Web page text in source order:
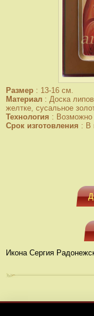
Размер : 13-16 см.
Материал : Доска
желтке, сусальное
Технология : Возможно
Срок изготовления : В
Икона Сергия